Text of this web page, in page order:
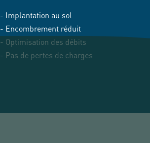
- Implantation au sol
- Encombrement réduit
- Optimisation des débits
- Pas de pertes de charges